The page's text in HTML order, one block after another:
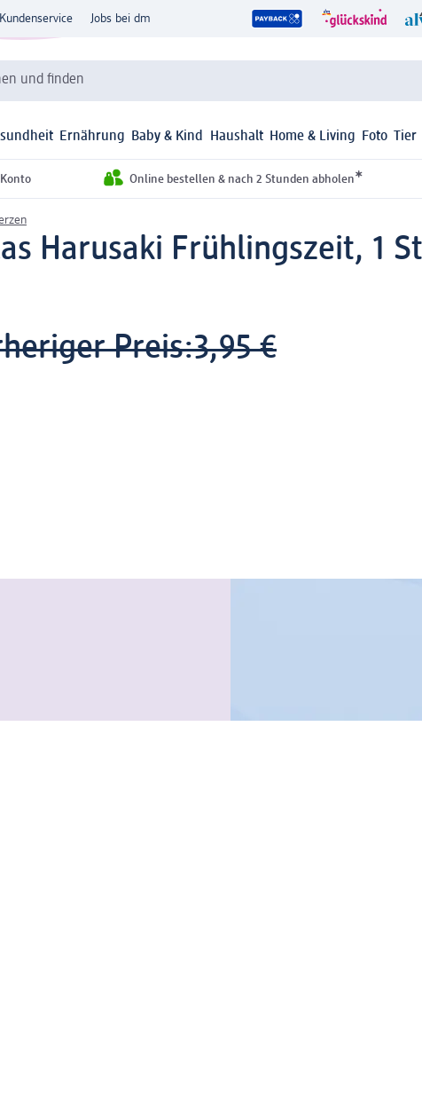
Kundenservice Jobs bei dm
und finden
Ernährung Baby & Kind Haushalt Home & Living Foto Tier
Online bestellen & nach 2 Stunden abholen*
Harusaki Frühlingszeit, 1 St
Preis:3,95 €